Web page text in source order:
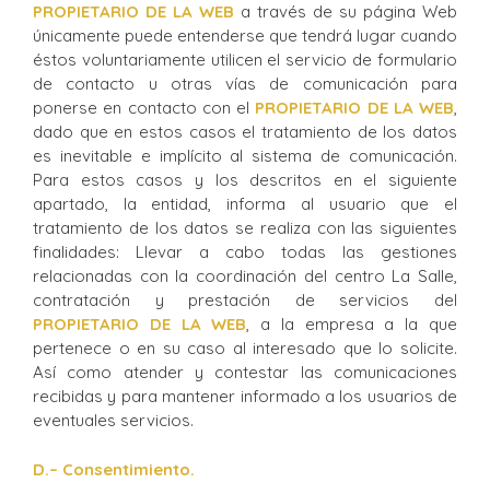
PROPIETARIO DE LA WEB a través de su página Web
únicamente puede entenderse que tendrá lugar cuando
éstos voluntariamente utilicen el servicio de formulario
de contacto u otras vías de comunicación para
ponerse en contacto con el PROPIETARIO DE LA WEB,
dado que en estos casos el tratamiento de los datos
es inevitable e implícito al sistema de comunicación.
Para estos casos y los descritos en el siguiente
apartado, la entidad, informa al usuario que el
tratamiento de los datos se realiza con las siguientes
finalidades: Llevar a cabo todas las gestiones
relacionadas con la coordinación del centro La Salle,
contratación y prestación de servicios del
PROPIETARIO DE LA WEB, a la empresa a la que
pertenece o en su caso al interesado que lo solicite.
Así como atender y contestar las comunicaciones
recibidas y para mantener informado a los usuarios de
eventuales servicios.
D.– Consentimiento.